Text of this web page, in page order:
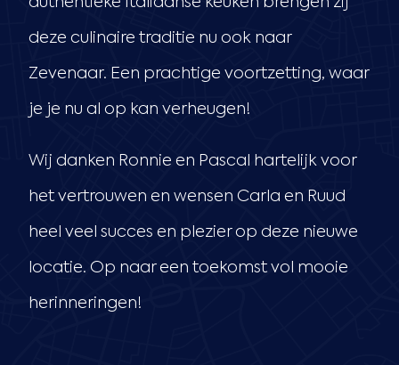
deze culinaire traditie nu ook naar
Zevenaar. Een prachtige voortzetting, waar
je je nu al op kan verheugen!
Wij danken Ronnie en Pascal hartelijk voor
het vertrouwen en wensen Carla en Ruud
heel veel succes en plezier op deze nieuwe
locatie. Op naar een toekomst vol mooie
herinneringen!